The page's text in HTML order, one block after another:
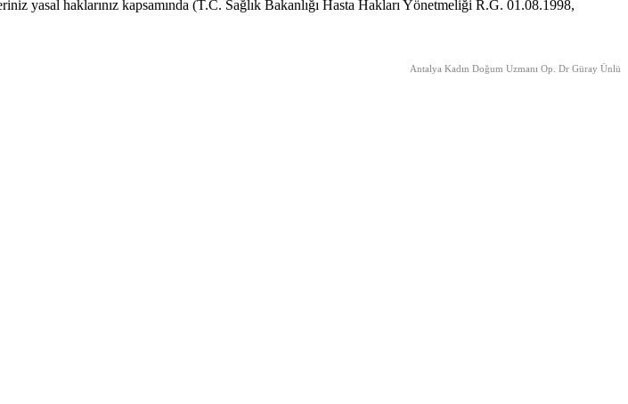
yasal haklarınız kapsamında (T.C. Sağlık Bakanlığı Hasta Hakları Yönetmeliği R.G. 01.08.1998,
Antalya Kadın Doğum Uzmanı Op. Dr Güray Ünlü